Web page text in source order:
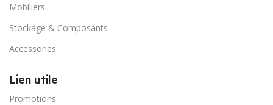
Mobiliers
Stockage & Composants
Accessories
Lien utile
Promotions